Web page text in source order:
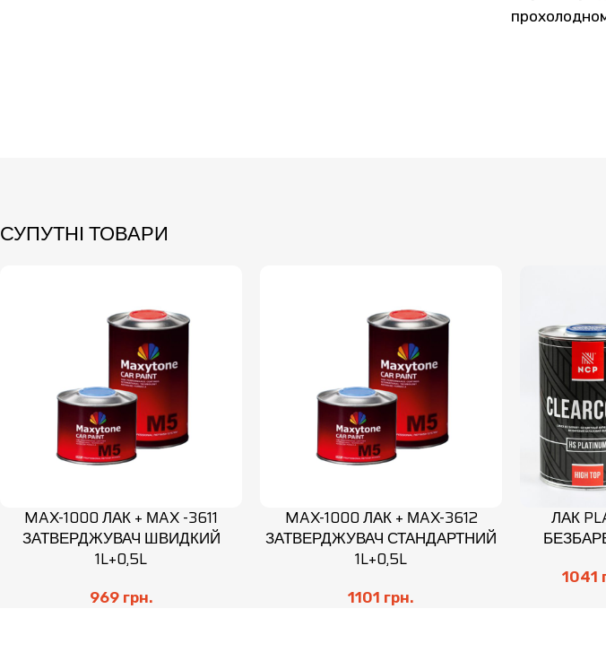
СУПУТНІ ТОВАРИ
MAX-1000 ЛАК + МAX -3611
ЗАТВЕРДЖУВАЧ ШВИДКИЙ
1L+0,5L
969 грн.
MAX-1000 ЛАК + МAX-3612
ЗАТВЕРДЖУВАЧ СТАНДАРТНИЙ
1L+0,5L
1101 грн.
ЛАК
1041